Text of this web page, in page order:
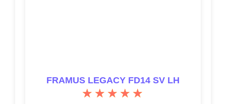
FRAMUS LEGACY FD14 SV LH